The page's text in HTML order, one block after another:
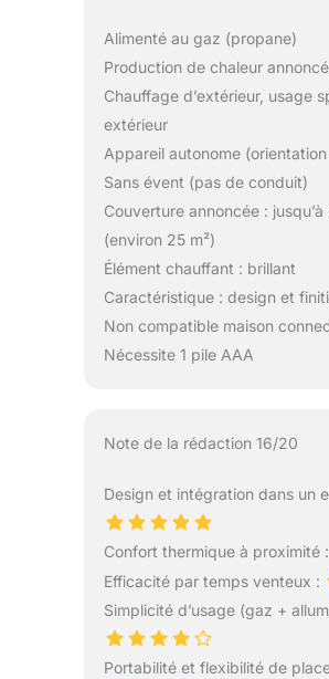
Alimenté au gaz (propane)
Production de chaleur
Chauffage d’extérieur, usage
extérieur
Appareil autonome
Sans évent (pas de conduit)
Couverture annoncée :
(environ 25 m²)
Élément chauffant : brillant
Caractéristique : design et
Non compatible maison
Nécessite 1 pile AAA
Note de la rédaction 16/20
Design et intégration dans un
Confort thermique à proximité :
Efficacité par temps venteux :
Simplicité d’usage (gaz +
Portabilité et flexibilité de